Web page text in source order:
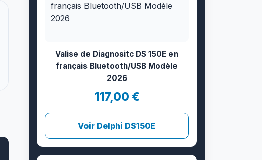
Valise de Diagnositc DS 150E en
français Bluetooth/USB Modèle
2026
117,00 €
Voir Delphi DS150E